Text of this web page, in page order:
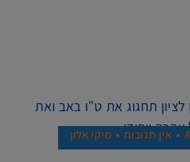
אין תגובות מיקי אלון